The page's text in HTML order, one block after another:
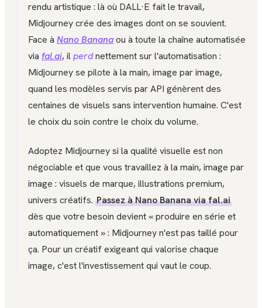
rendu artistique : là où DALL·E fait le travail,
Midjourney crée des images dont on se souvient.
Face à Nano Bananaou à toute la chaîne automatisée
via fal.ai, ilperdnettement sur l'automatisation :
Midjourney se pilote à la main, image par image,
quand les modèles servis par API génèrent des
centaines de visuels sans intervention humaine. C'est
le choix du soin contre le choix du volume.
Adoptez Midjourney si la qualité visuelle est non
négociable et que vous travaillez à la main, image par
image : visuels de marque, illustrations premium,
univers créatifs. Passez à Nano Banana via fal.ai
dès que votre besoin devient « produire en série et
automatiquement » : Midjourney n'est pas taillé pour
ça. Pour un créatif exigeant qui valorise chaque
image, c'est l'investissement qui vaut le coup.